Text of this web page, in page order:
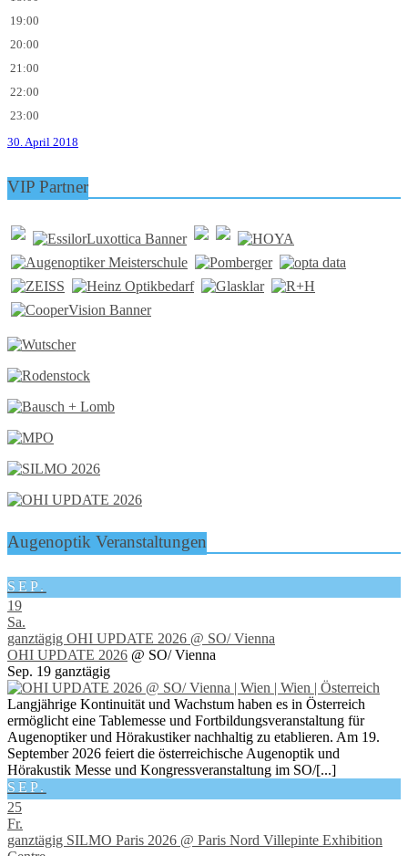
19:00
20:00
21:00
22:00
23:00
30. April 2018
VIP Partner
Augenoptik Veranstaltungen
SEP.
19
Sa.
ganztägig OHI UPDATE 2026 @ SO/ Vienna
OHI UPDATE 2026 @ SO/ Vienna
Sep. 19 ganztägig
Langjährige Kontinuität und Wachstum haben es in Österreich
ermöglicht eine Tablemesse und Fortbildungsveranstaltung für
Augenoptiker und Hörakustiker nachhaltig zu etablieren. Am 19.
September 2026 feiert die österreichische Augenoptik und
Hörakustik Messe und Kongressveranstaltung im SO/[...]
SEP.
25
Fr.
ganztägig SILMO Paris 2026 @ Paris Nord Villepinte Exhibition